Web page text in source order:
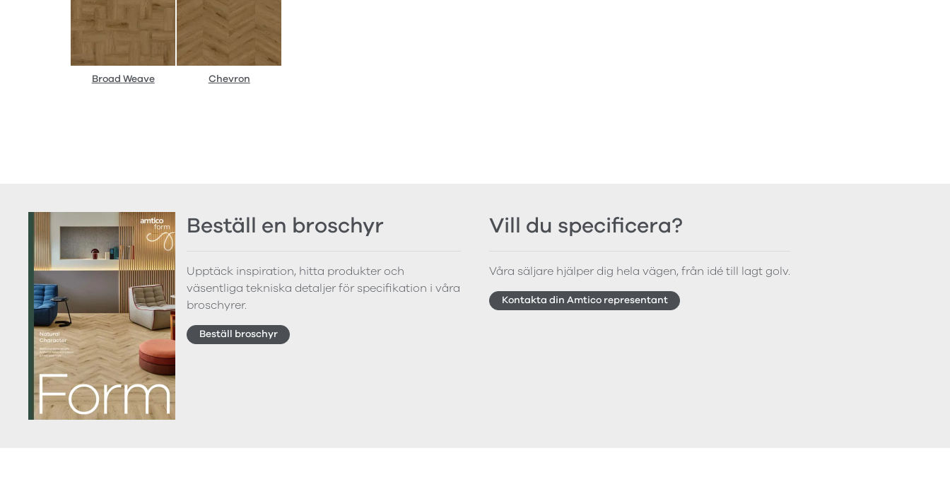
Broad Weave Chevron
Beställ en broschyr
Upptäck inspiration, hitta produkter och
väsentliga tekniska detaljer för specifikation i våra
broschyrer.
Beställ broschyr
Vill du specificera?
Våra säljare hjälper dig hela vägen, från idé till lagt golv.
Kontakta din Amtico representant